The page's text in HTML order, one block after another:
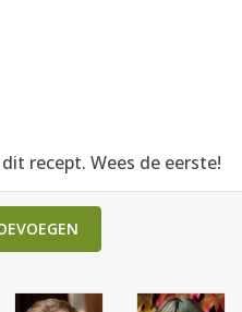
recept. Wees de eerste!